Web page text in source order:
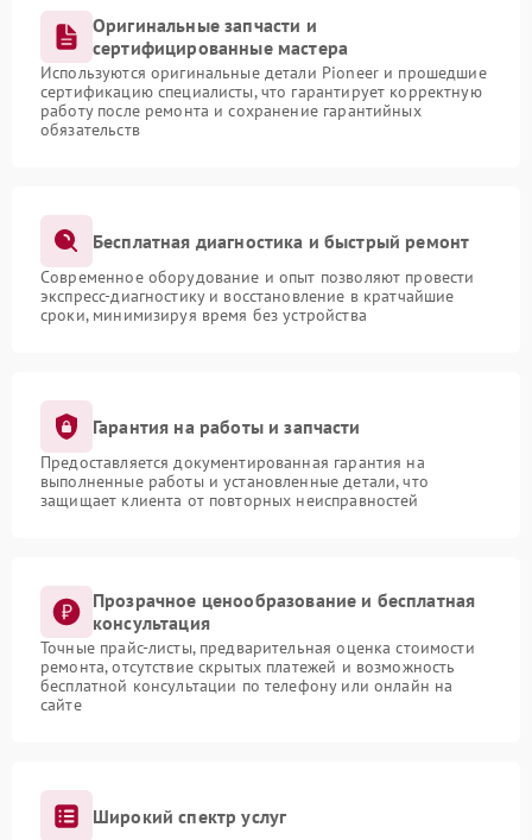
Оригинальные запчасти и
сертифицированные мастера
Используются оригинальные детали Pioneer и прошедшие
сертификацию специалисты, что гарантирует корректную
работу после ремонта и сохранение гарантийных
обязательств
Бесплатная диагностика и быстрый ремонт
Современное оборудование и опыт позволяют провести
экспресс-диагностику и восстановление в кратчайшие
сроки, минимизируя время без устройства
Гарантия на работы и запчасти
Предоставляется документированная гарантия на
выполненные работы и установленные детали, что
защищает клиента от повторных неисправностей
Прозрачное ценообразование и бесплатная
консультация
Точные прайс-листы, предварительная оценка стоимости
ремонта, отсутствие скрытых платежей и возможность
бесплатной консультации по телефону или онлайн на
сайте
Широкий спектр услуг